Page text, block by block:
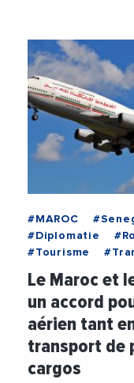
#MAROC
#Diplomatie
#Tourisme
Le Maroc et
un accord
aérien tant
transport de
cargos